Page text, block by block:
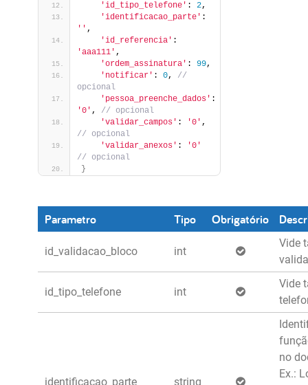
'id_tipo_telefone' : 2,
'identificacao_parte'
'' ,
'id_referencia'
'aaa111' ,
'ordem_assinatura' : 99,
'notificar' : 0,
//
opcional
'pessoa_preenche_dados'
'0' ,
// opcional
'validar_campos' : '0' ,
// opcional
'validar_anexos' :
'0'
// opcional
}
Parametro Tipo Obrigatório
id_validacao_bloco int
Vide
id_tipo_telefone int
Vide
identificacao_parte string
no
Ex.: